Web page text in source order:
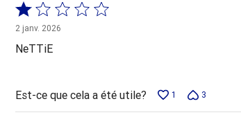
Coté
1 sur
5
2 janv. 2026
NeTTiE
Est-ce que cela a été utile? 1 3